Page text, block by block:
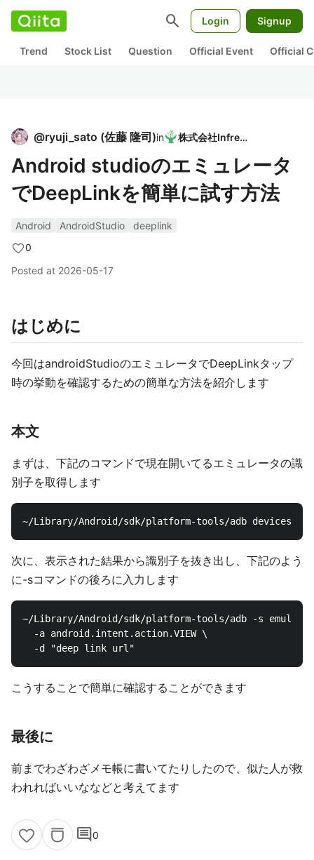
search Login Signup
Trend Stock List Question Official Event Official
@ryuji_sato (佐藤 隆司)in 株式会社Infreed
Android studioのエミュレータ
でDeepLinkを簡単に試す方法
Android AndroidStudio
deeplink
0
Posted at 2026-05-17
はじめに
今回はandroidStudioのエミュレータでDeepLinkタップ
時の挙動を確認するための簡単な方法を紹介します
本文
まずは、下記のコマンドで現在開いてるエミュレータの識
別子を取得します
次に、表示された結果から識別子を抜き出し、下記のよう
に-sコマンドの後ろに入力します
~/Library/Android/sdk/platform-tools/adb -s
-a android.intent.action.VIEW \
こうすることで簡単に確認することができます
最後に
前までわざわざメモ帳に書いてたりしたので、似た人が救
われればいいななどと考えてます
comment0